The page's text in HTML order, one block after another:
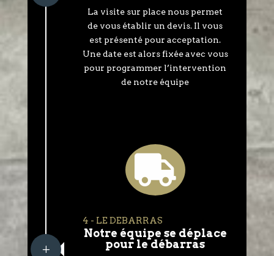
La visite sur place nous permet
de vous établir un devis. Il vous
est présenté pour acceptation.
Une date est alors fixée avec vous
pour programmer l’intervention
de notre équipe
L

4 - LE DEBARRAS
Notre équipe se déplace
pour le débarras